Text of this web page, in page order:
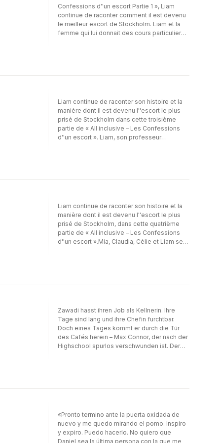
de compétition prend le dessus.Le défi
d''Alva consiste à faire l''amour dans un
cinéma, avec un inconnu. Elle se maquille,
enfile des vêtements aguichants et achète
Confessions d''un escort Partie 1 », Liam
continue de raconter comment il est devenu
le meilleur escort de Stockholm. Liam et la
femme qui lui donnait des cours particuliers
un rendez-vous osé ponctué de fantasmes
Liam continue de raconter son histoire et la
manière dont il est devenu l''escort le plus
prisé de Stockholm dans cette troisième
partie de « All inclusive – Les Confessions
d''un escort ». Liam, son professeur
plus intimes, ce soir-là… Toutefois, ces
que du début de ce qui promet d''être une
longue soirée…
Liam continue de raconter son histoire et la
manière dont il est devenu l''escort le plus
prisé de Stockholm, dans cette quatrième
partie de « All inclusive – Les Confessions
d''un escort ».Mia, Claudia, Célie et Liam se
besoin de savoir pour travailler dans le sex-
leur offrir… Ils ont très peu de temps, et il y a
beaucoup à apprendre.
Zawadi hasst ihren Job als Kellnerin. Ihre
Tage sind lang und ihre Chefin furchtbar.
Doch eines Tages kommt er durch die Tür
des Cafés herein – Max Connor, der nach der
Highschool spurlos verschwunden ist. Der
lebendig werden. Leidenschaft und
für immer verändern wird.
«Pronto termino ante la puerta oxidada de
nuevo y me quedo mirando el pomo. Inspiro
y expiro. Puedo hacerlo. No quiero que
Daniel sea la última persona con la que me